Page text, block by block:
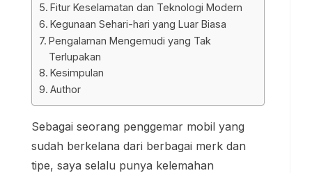
Fitur Keselamatan dan Teknologi Modern
Kegunaan Sehari-hari yang Luar Biasa
Pengalaman Mengemudi yang Tak
Terlupakan
Kesimpulan
Author
Sebagai seorang penggemar mobil yang
sudah berkelana dari berbagai merk dan
tipe, saya selalu punya kelemahan